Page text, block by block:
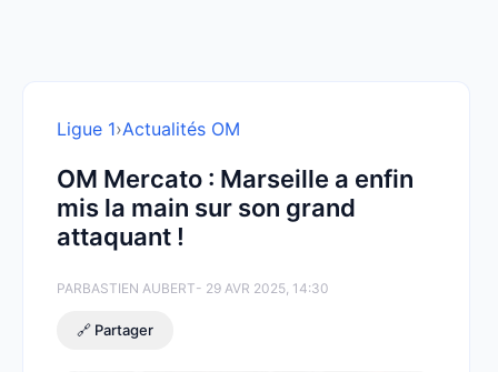
Ligue 1›Actualités OM
OM Mercato : Marseille a enfin
mis la main sur son grand
attaquant !
PARBASTIEN AUBERT- 29 AVR 2025, 14:30
🔗 Partager